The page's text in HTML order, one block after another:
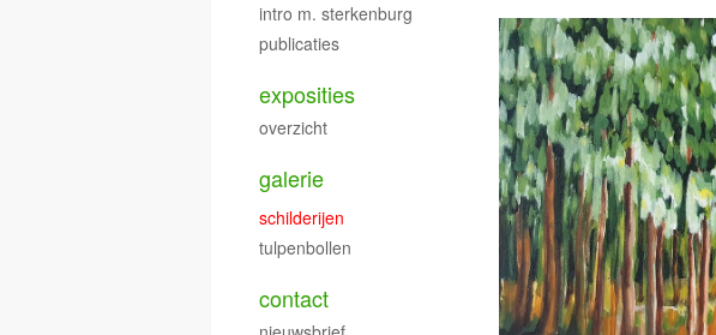
intro m. sterkenburg
publicaties
exposities
overzicht
galerie
schilderijen
tulpenbollen
contact